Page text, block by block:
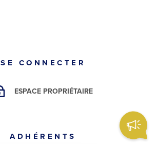
SE CONNECTER
ESPACE PROPRIÉTAIRE
ADHÉRENTS